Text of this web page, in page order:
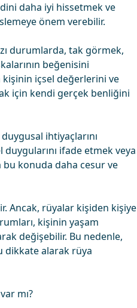
daha iyi hissetmek ve
önem verebilir.
durumlarda, tak görmek,
beğenisini
içsel değerlerini ve
için kendi gerçek benliğini
ihtiyaçlarını
ifade etmek veya
bu konuda daha cesur ve
Ancak, rüyalar kişiden kişiye
kişinin yaşam
değişebilir. Bu nedenle,
dikkate alarak rüya
mı?